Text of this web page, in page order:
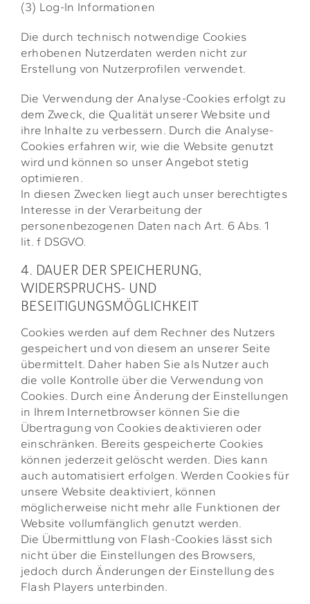
(3) Log-In Informationen
Die durch technisch notwendige Cookies
erhobenen Nutzerdaten werden nicht zur
Erstellung von Nutzerprofilen verwendet.
Die Verwendung der Analyse-Cookies erfolgt zu
dem Zweck, die Qualität unserer Website und
ihre Inhalte zu verbessern. Durch die Analyse-
Cookies erfahren wir, wie die Website genutzt
wird und können so unser Angebot stetig
optimieren.
In diesen Zwecken liegt auch unser berechtigtes
Interesse in der Verarbeitung der
personenbezogenen Daten nach Art. 6 Abs. 1
lit. f DSGVO.
4. DAUER DER SPEICHERUNG,
WIDERSPRUCHS- UND
BESEITIGUNGSMÖGLICHKEIT
Cookies werden auf dem Rechner des Nutzers
gespeichert und von diesem an unserer Seite
übermittelt. Daher haben Sie als Nutzer auch
die volle Kontrolle über die Verwendung von
Cookies. Durch eine Änderung der Einstellungen
in Ihrem Internetbrowser können Sie die
Übertragung von Cookies deaktivieren oder
einschränken. Bereits gespeicherte Cookies
können jederzeit gelöscht werden. Dies kann
auch automatisiert erfolgen. Werden Cookies für
unsere Website deaktiviert, können
möglicherweise nicht mehr alle Funktionen der
Website vollumfänglich genutzt werden.
Die Übermittlung von Flash-Cookies lässt sich
nicht über die Einstellungen des Browsers,
jedoch durch Änderungen der Einstellung des
Flash Players unterbinden.